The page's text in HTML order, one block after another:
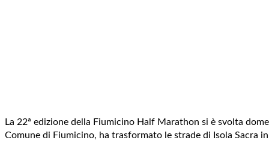
La 22ª edizione della Fiumicino Half Marathon si è svolta
Comune di Fiumicino, ha trasformato le strade di Isola Sacra